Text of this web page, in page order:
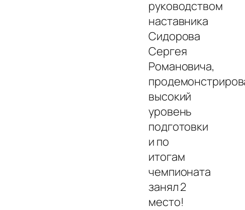
руководством
наставника
Сидорова
Сергея
Романовича,
высокий
уровень
подготовки
и по
итогам
чемпионата
занял 2
место!